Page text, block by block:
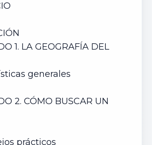
1. LA GEOGRAFÍA DEL
generales
2. CÓMO BUSCAR UN
prácticos